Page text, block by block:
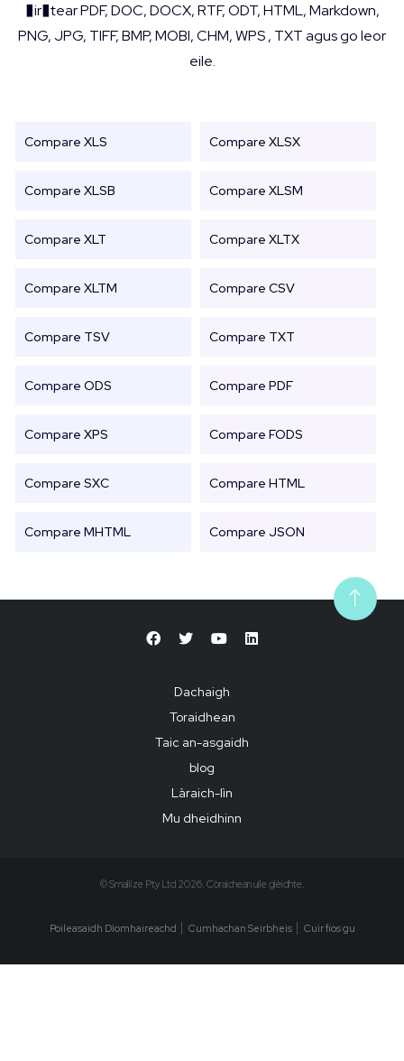
�ir�tear PDF, DOC, DOCX, RTF, ODT, HTML, Markdown,
PNG, JPG, TIFF, BMP, MOBI, CHM, WPS , TXT agus go leor
eile.
Compare XLS Compare XLSX
Compare XLSB Compare XLSM
Compare XLT Compare XLTX
Compare XLTM Compare CSV
Compare TSV Compare TXT
Compare ODS Compare PDF
Compare XPS Compare FODS
Compare SXC Compare HTML
Compare MHTML Compare JSON
Dachaigh
Toraidhean
Taic an-asgaidh
blog
Làraich-lìn
Mu dheidhinn
© Smallize Pty Ltd 2026. Còraichean uile glèidhte.
Poileasaidh Dìomhaireachd Cumhachan Seirbheis Cuir fios gu